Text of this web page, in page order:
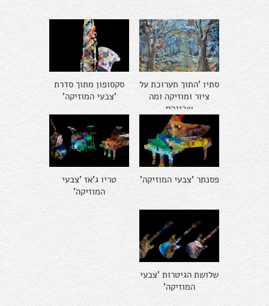
סתיו 'התוך תערוכת על
ציור ומוזיקה ומה
שבינהם
סקסופון מתוך סדרת
'צבעי המוזיקה'
פסנתר 'צבעי המוזיקה'
טריו ג'אז 'צבעי
המוזיקה'
שלושת הגיטרות 'צבעי
המוזיקה'